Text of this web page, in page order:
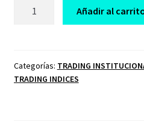
MORA
TRADER
Añadir al
Categorías: TRADING
TRADING INDICES